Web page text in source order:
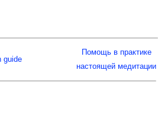
guide
Помощь в практике
настоящей медитации